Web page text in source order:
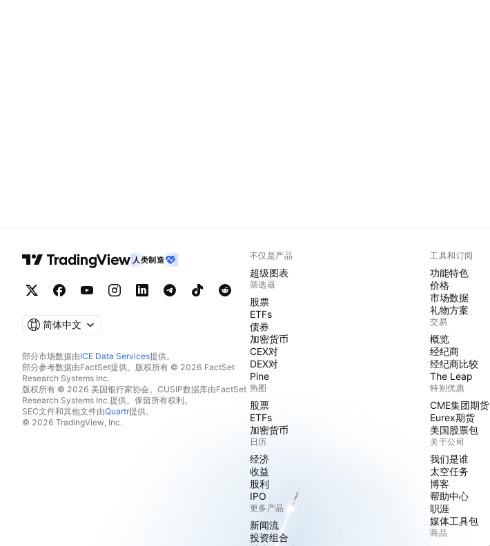
人类制造
简体中文
部分市场数据由ICE Data Services提供。
部分参考数据由FactSet提供。版权所有 © 2026 FactSet
Research Systems Inc.
版权所有 © 2026 美国银行家协会。CUSIP数据库由FactSet
Research Systems Inc.提供。保留所有权利。
SEC文件和其他文件由Quartr提供。
© 2026 TradingView, Inc.
不仅是产品
超级图表
筛选器
股票
ETFs
债券
加密货币
CEX对
DEX对
Pine
热图
股票
ETFs
加密货币
日历
经济
收益
股利
IPO
更多产品
新闻流
投资组合
工具和订阅
功能特色
价格
市场数据
礼物方案
交易
概览
经纪商
经纪商比较
The Leap
特别优惠
CME集团期货
Eurex期货
美国股票包
关于公司
我们是谁
太空任务
博客
帮助中心
职涯
媒体工具包
商品